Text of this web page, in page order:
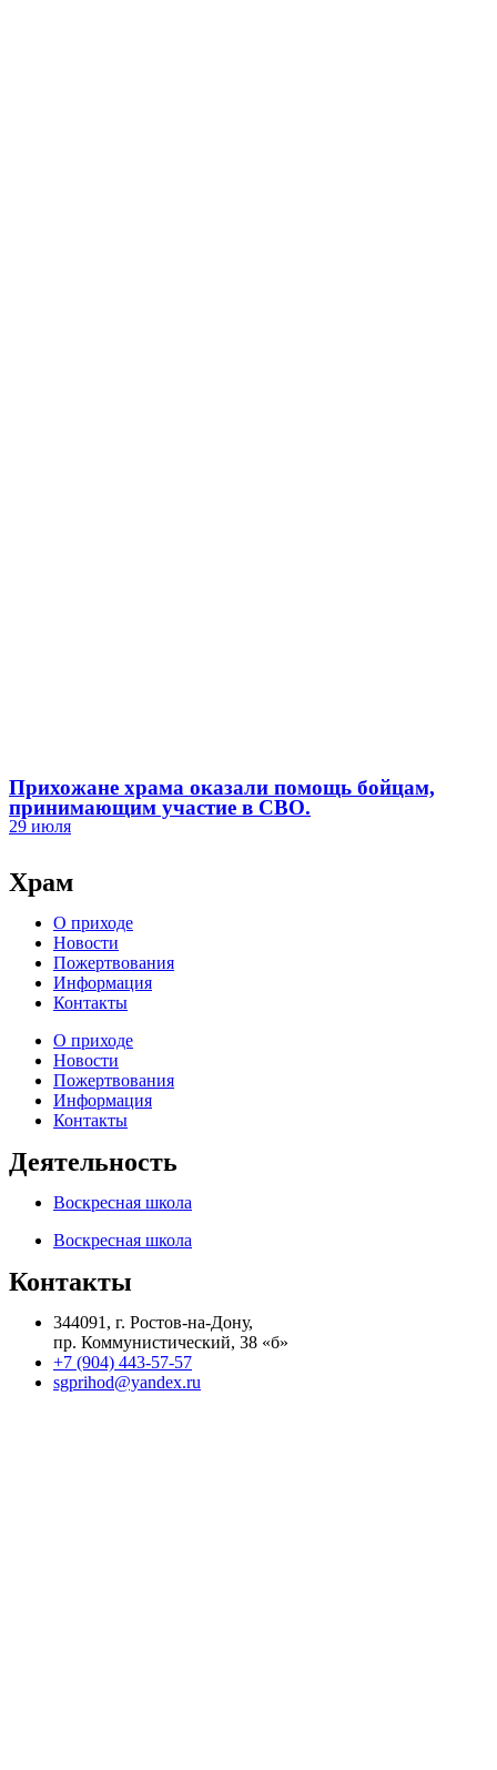
Прихожане храма оказали помощь бойцам,
принимающим участие в СВО.
29 июля
Храм
О приходе
Новости
Пожертвования
Информация
Контакты
О приходе
Новости
Пожертвования
Информация
Контакты
Деятельность
Воскресная школа
Воскресная школа
Контакты
344091, г. Ростов-на-Дону,
пр. Коммунистический, 38 «б»
+7 (904) 443-57-57
sgprihod@yandex.ru